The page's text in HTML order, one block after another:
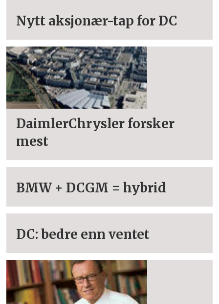
Nytt aksjonær-tap for DC
DaimlerChrysler forsker
mest
BMW + DCGM = hybrid
DC: bedre enn ventet